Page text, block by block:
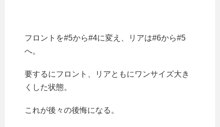
フロントを#5から#4に変え、リアは#6から#5
へ。
要するにフロント、リアともにワンサイズ大き
くした状態。
これが後々の後悔になる。